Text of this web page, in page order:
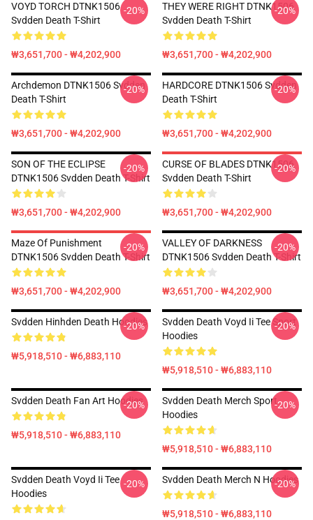
VOYD TORCH DTNK1506
Svdden Death T-Shirt
₩3,651,700 - ₩4,202,900
-20%
THEY WERE RIGHT DTNK1506
Svdden Death T-Shirt
₩3,651,700 - ₩4,202,900
-20%
Archdemon DTNK1506 Svdden
Death T-Shirt
₩3,651,700 - ₩4,202,900
-20%
HARDCORE DTNK1506 Svdden
Death T-Shirt
₩3,651,700 - ₩4,202,900
-20%
SON OF THE ECLIPSE
DTNK1506 Svdden Death T-Shirt
₩3,651,700 - ₩4,202,900
-20%
CURSE OF BLADES DTNK1506
Svdden Death T-Shirt
₩3,651,700 - ₩4,202,900
-20%
Maze Of Punishment
DTNK1506 Svdden Death T-Shirt
₩3,651,700 - ₩4,202,900
-20%
VALLEY OF DARKNESS
DTNK1506 Svdden Death T-Shirt
₩3,651,700 - ₩4,202,900
-20%
Svdden Hinhden Death Hoodies
₩5,918,510 - ₩6,883,110
-20%
Svdden Death Voyd Ii Tee Sport
Hoodies
₩5,918,510 - ₩6,883,110
-20%
Svdden Death Fan Art Hoodies
₩5,918,510 - ₩6,883,110
-20%
Svdden Death Merch Sport
Hoodies
₩5,918,510 - ₩6,883,110
-20%
Svdden Death Voyd Ii Tee
Hoodies
-20% Svdden Death Merch N Hoodies
₩5,918,510 - ₩6,883,110
-20%